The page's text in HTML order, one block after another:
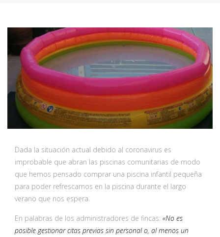
Dada la situación actual debido al coronavirus es
improbable que abran las piscinas comunitarias de modo
que hemos pensado comprar una piscina infantil pequeña
para poder refrescarnos en la piscina durante el largo
verano que nos espera.
En palabras de los administradores de fincas: «No es
posible gestionar citas previas sin personal o, al menos un